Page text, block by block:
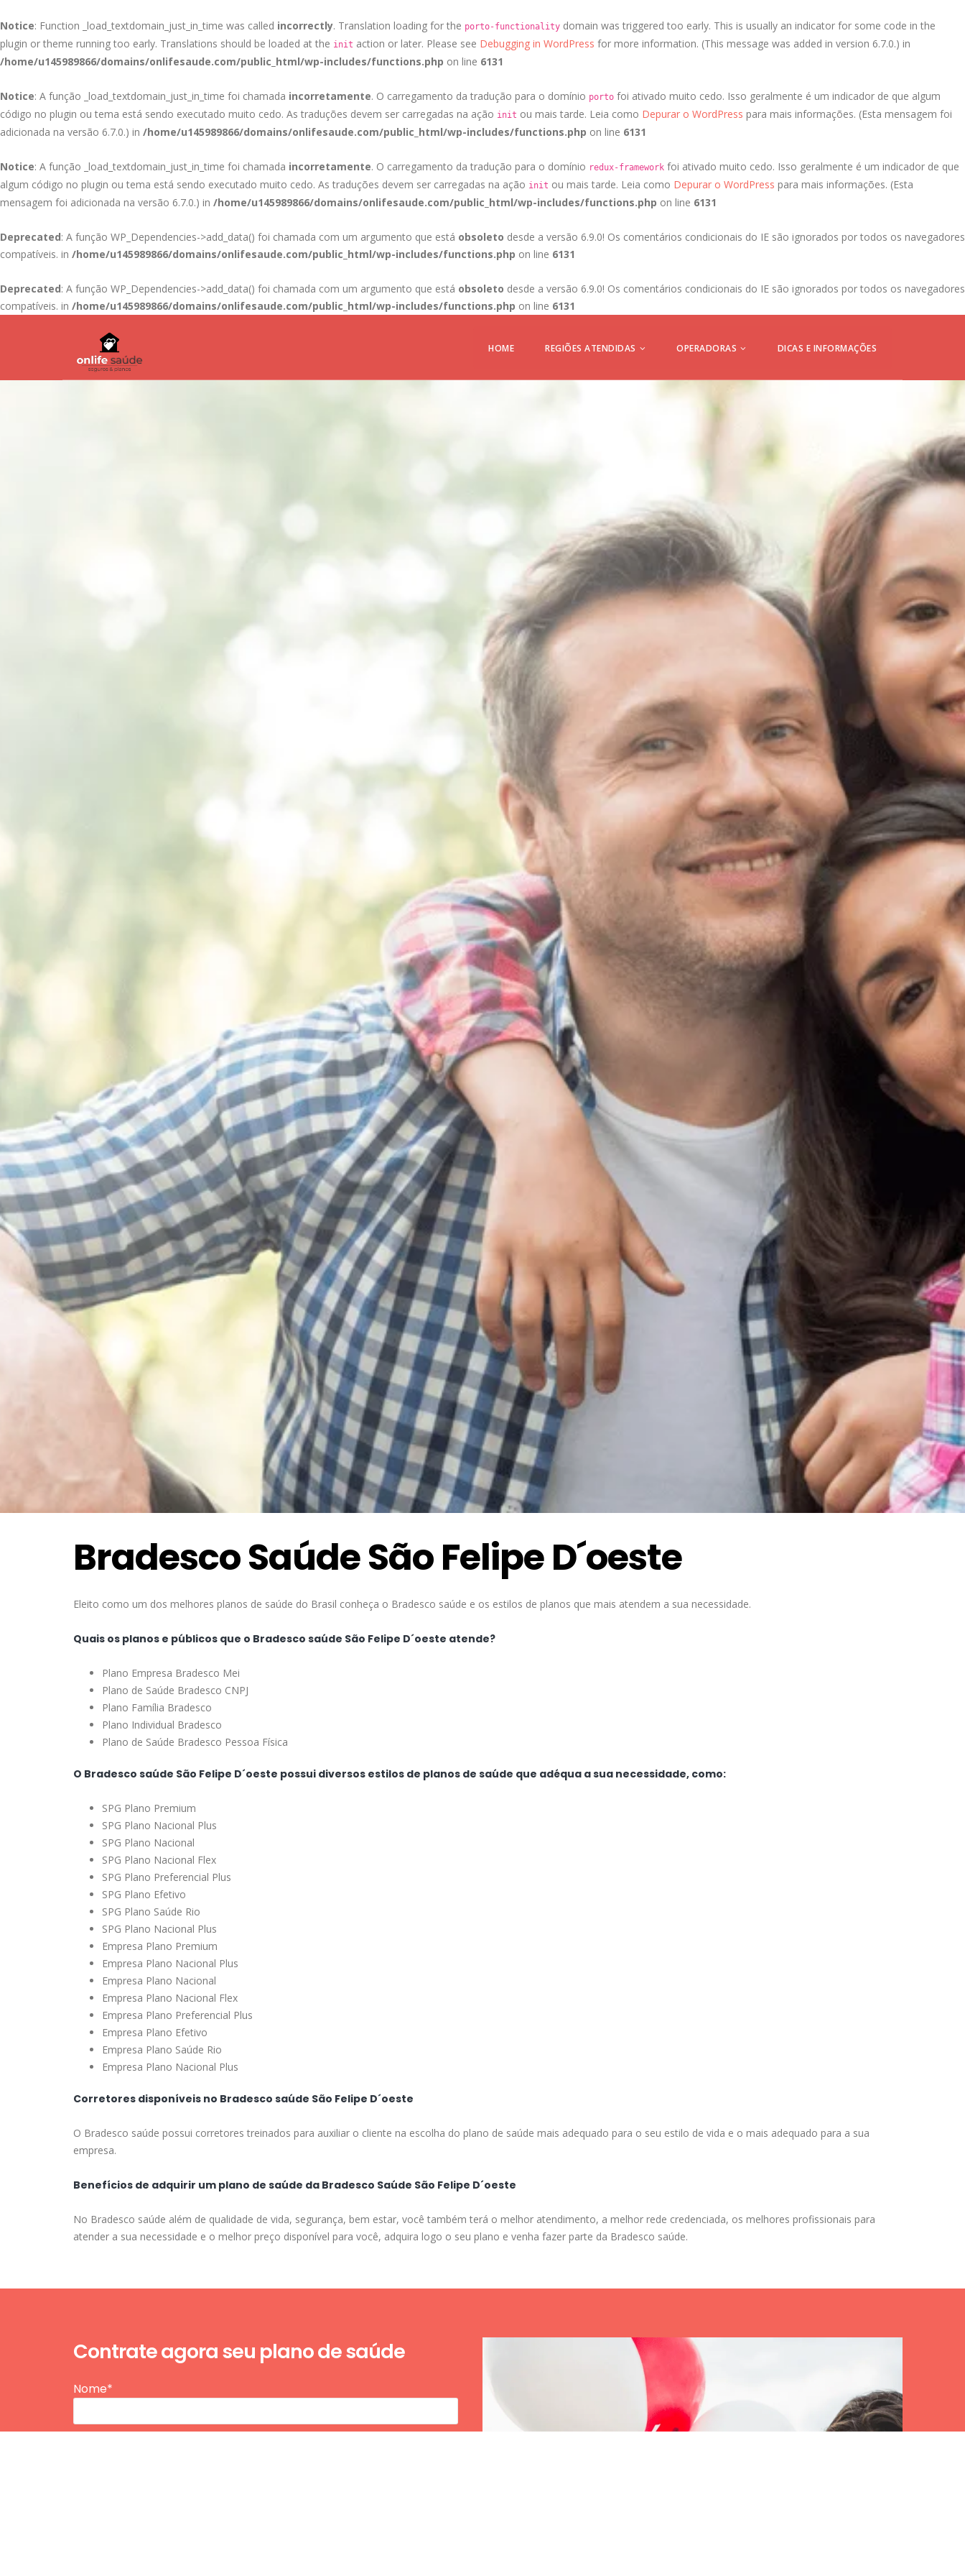
Notice: Function _load_textdomain_just_in_time was called incorrectly. Translation loading for the porto-functionality domain was triggered too early. This is usually an indicator for some code in the
plugin or theme running too early. Translations should be loaded at the init action or later. Please see Debugging in WordPress for more information. (This message was added in version 6.7.0.) in
/home/u145989866/domains/onlifesaude.com/public_html/wp-includes/functions.php on line 6131
Notice: A função _load_textdomain_just_in_time foi chamada incorretamente. O carregamento da tradução para o domínio porto foi ativado muito cedo. Isso geralmente é um indicador de que algum
código no plugin ou tema está sendo executado muito cedo. As traduções devem ser carregadas na ação init ou mais tarde. Leia como Depurar o WordPress para mais informações. (Esta mensagem foi
adicionada na versão 6.7.0.) in /home/u145989866/domains/onlifesaude.com/public_html/wp-includes/functions.php on line 6131
Notice: A função _load_textdomain_just_in_time foi chamada incorretamente. O carregamento da tradução para o domínio redux-framework foi ativado muito cedo. Isso geralmente é um indicador de que
algum código no plugin ou tema está sendo executado muito cedo. As traduções devem ser carregadas na ação init ou mais tarde. Leia como Depurar o WordPress para mais informações. (Esta
mensagem foi adicionada na versão 6.7.0.) in /home/u145989866/domains/onlifesaude.com/public_html/wp-includes/functions.php on line 6131
Deprecated: A função WP_Dependencies->add_data() foi chamada com um argumento que está obsoleto desde a versão 6.9.0! Os comentários condicionais do IE são ignorados por todos os navegadores
compatíveis. in /home/u145989866/domains/onlifesaude.com/public_html/wp-includes/functions.php on line 6131
Deprecated: A função WP_Dependencies->add_data() foi chamada com um argumento que está obsoleto desde a versão 6.9.0! Os comentários condicionais do IE são ignorados por todos os navegadores
compatíveis. in /home/u145989866/domains/onlifesaude.com/public_html/wp-includes/functions.php on line 6131
HOME REGIÕES ATENDIDAS OPERADORAS DICAS E INFORMAÇÕES
Bradesco Saúde São Felipe D´oeste
Eleito como um dos melhores planos de saúde do Brasil conheça o Bradesco saúde e os estilos de planos que mais atendem a sua necessidade.
Quais os planos e públicos que o Bradesco saúde São Felipe D´oeste atende?
Plano Empresa Bradesco Mei
Plano de Saúde Bradesco CNPJ
Plano Família Bradesco
Plano Individual Bradesco
Plano de Saúde Bradesco Pessoa Física
O Bradesco saúde São Felipe D´oeste possui diversos estilos de planos de saúde que adéqua a sua necessidade, como:
SPG Plano Premium
SPG Plano Nacional Plus
SPG Plano Nacional
SPG Plano Nacional Flex
SPG Plano Preferencial Plus
SPG Plano Efetivo
SPG Plano Saúde Rio
SPG Plano Nacional Plus
Empresa Plano Premium
Empresa Plano Nacional Plus
Empresa Plano Nacional
Empresa Plano Nacional Flex
Empresa Plano Preferencial Plus
Empresa Plano Efetivo
Empresa Plano Saúde Rio
Empresa Plano Nacional Plus
Corretores disponíveis no Bradesco saúde São Felipe D´oeste
O Bradesco saúde possui corretores treinados para auxiliar o cliente na escolha do plano de saúde mais adequado para o seu estilo de vida e o mais adequado para a sua
empresa.
Benefícios de adquirir um plano de saúde da Bradesco Saúde São Felipe D´oeste
No Bradesco saúde além de qualidade de vida, segurança, bem estar, você também terá o melhor atendimento, a melhor rede credenciada, os melhores profissionais para
atender a sua necessidade e o melhor preço disponível para você, adquira logo o seu plano e venha fazer parte da Bradesco saúde.
Contrate agora seu plano de saúde
Nome*